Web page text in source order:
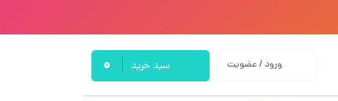
ورود / عضویت سبد خرید 0